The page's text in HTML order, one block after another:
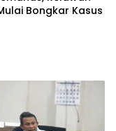
Bongkar Kasus